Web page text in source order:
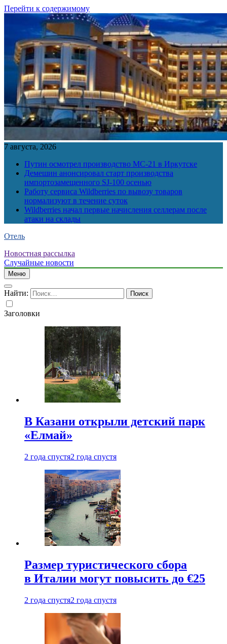
Перейти к содержимому
7 августа, 2026
Путин осмотрел производство МС-21 в Иркутске
Демешин анонсировал старт производства
импортозамещенного SJ-100 осенью
Работу сервиса Wildberries по вывозу товаров
нормализуют в течение суток
Wildberries начал первые начисления селлерам после
атаки на склады
Отель
Новостная рассылка
Случайные новости
Меню
Найти:
Заголовки
В Казани открыли детский парк
«Елмай»
2 года спустя2 года спустя
Размер туристического сбора
в Италии могут повысить до €25
2 года спустя2 года спустя